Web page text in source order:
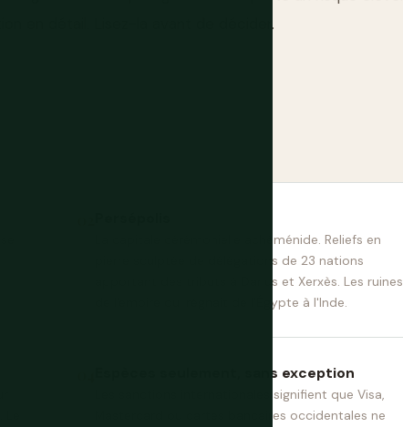
en détail. Lisez-la avant de décider.
La capitale cérémonielle achéménide. Reliefs en
pierre sculptée de délégations de 23 nations
apportant des tributs à Darius et Xerxès. Les ruines
de l'empire qui régnait de l'Égypte à l'Inde.
Espèces seulement, sans exception
Les sanctions internationales signifient que Visa,
Mastercard ou cartes bancaires occidentales ne